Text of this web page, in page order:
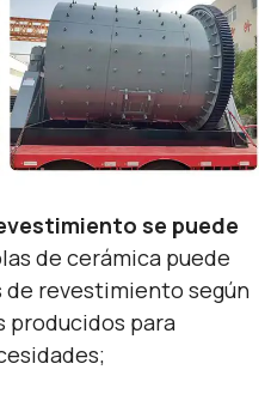
se puede
de cerámica puede
revestimiento según
para